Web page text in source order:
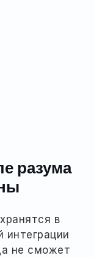
разума
в
интеграции
не сможет